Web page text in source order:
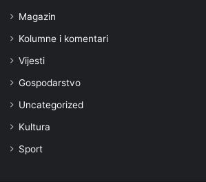
Magazin
Kolumne i komentari
Vijesti
Gospodarstvo
Uncategorized
Kultura
Sport